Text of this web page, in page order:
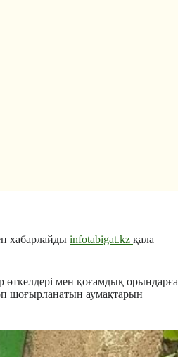
хабарлайды infotabigat.kz қала
мен қоғамдық орындарға
шоғырланатын аумақтарын